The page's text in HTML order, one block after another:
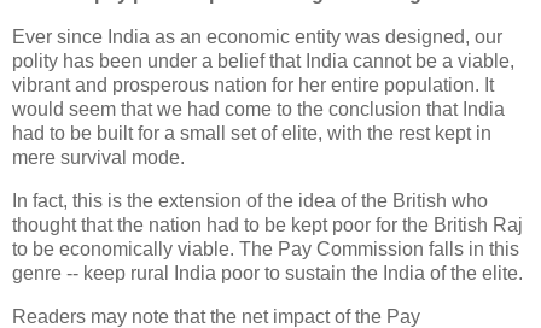
Ever since India as an economic entity was designed, our
polity has been under a belief that India cannot be a viable,
vibrant and prosperous nation for her entire population. It
would seem that we had come to the conclusion that India
had to be built for a small set of elite, with the rest kept in
mere survival mode.
In fact, this is the extension of the idea of the British who
thought that the nation had to be kept poor for the British Raj
to be economically viable. The Pay Commission falls in this
genre -- keep rural India poor to sustain the India of the elite.
Readers may note that the net impact of the Pay